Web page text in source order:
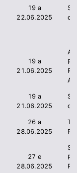
19 a
22.06.2025
de
19 a
21.06.2025
19 a
21.06.2025
26 a
28.06.2025
27 e
28.06.2025